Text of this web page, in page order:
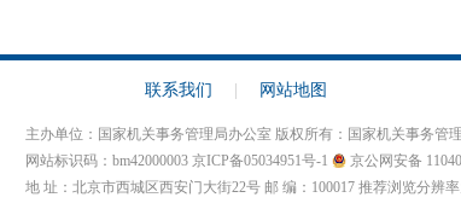
联系我们 网站地图
主办单位：国家机关事务管理局办公室 版权所有：国家机关事务管
网站标识码：bm42000003 京ICP备05034951号-1
京公网安备
地 址：北京市西城区西安门大街22号 邮 编：100017 推荐浏览分辨率